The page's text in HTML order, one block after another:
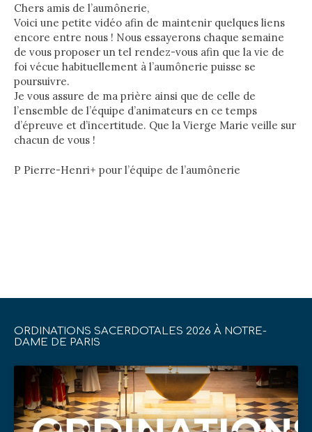
Chers amis de l’aumônerie,
Voici une petite vidéo afin de maintenir quelques liens
encore entre nous ! Nous essayerons chaque semaine
de vous proposer un tel rendez-vous afin que la vie de
foi vécue habituellement à l’aumônerie puisse se
poursuivre.
Je vous assure de ma prière ainsi que de celle de
l’ensemble de l’équipe d’animateurs en ce temps
d’épreuve et d’incertitude. Que la Vierge Marie veille sur
chacun de vous !
P Pierre-Henri+ pour l’équipe de l’aumônerie
ORDINATIONS SACERDOTALES 2026 À NOTRE-
DAME DE PARIS